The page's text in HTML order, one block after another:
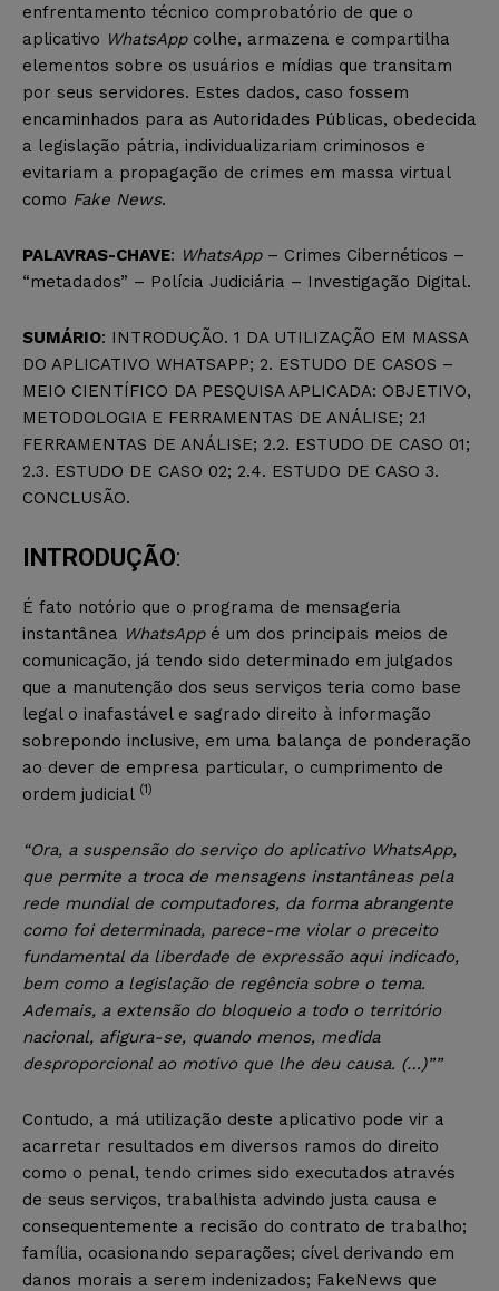
enfrentamento técnico comprobatório de que o
aplicativo WhatsAppcolhe, armazena e compartilha
elementos sobre os usuários e mídias que transitam
por seus servidores. Estes dados, caso fossem
encaminhados para as Autoridades Públicas, obedecida
a legislação pátria, individualizariam criminosos e
evitariam a propagação de crimes em massa virtual
como Fake News.
PALAVRAS-CHAVE: WhatsApp– Crimes Cibernéticos –
“metadados” – Polícia Judiciária – Investigação Digital.
SUMÁRIO: INTRODUÇÃO. 1 DA UTILIZAÇÃO EM MASSA
DO APLICATIVO WHATSAPP; 2. ESTUDO DE CASOS –
MEIO CIENTÍFICO DA PESQUISA APLICADA: OBJETIVO,
METODOLOGIA E FERRAMENTAS DE ANÁLISE; 2.1
FERRAMENTAS DE ANÁLISE; 2.2. ESTUDO DE CASO 01;
2.3. ESTUDO DE CASO 02; 2.4. ESTUDO DE CASO 3.
CONCLUSÃO.
INTRODUÇÃO:
É fato notório que o programa de mensageria
instantânea WhatsAppé um dos principais meios de
comunicação, já tendo sido determinado em julgados
que a manutenção dos seus serviços teria como base
legal o inafastável e sagrado direito à informação
sobrepondo inclusive, em uma balança de ponderação
ao dever de empresa particular, o cumprimento de
ordem judicial (1)
“Ora, a suspensão do serviço do aplicativo WhatsApp,
que permite a troca de mensagens instantâneas pela
rede mundial de computadores, da forma abrangente
como foi determinada, parece-me violar o preceito
fundamental da liberdade de expressão aqui indicado,
bem como a legislação de regência sobre o tema.
Ademais, a extensão do bloqueio a todo o território
nacional, afigura-se, quando menos, medida
desproporcional ao motivo que lhe deu causa. (…)””
Contudo, a má utilização deste aplicativo pode vir a
acarretar resultados em diversos ramos do direito
como o penal, tendo crimes sido executados através
de seus serviços, trabalhista advindo justa causa e
consequentemente a recisão do contrato de trabalho;
família, ocasionando separações; cível derivando em
danos morais a serem indenizados; FakeNews que